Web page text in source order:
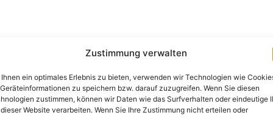
Zustimmung verwalten
Ihnen ein optimales Erlebnis zu bieten, verwenden wir Technologien wie
zu speichern bzw. darauf zuzugreifen. Wenn Sie diesen
zustimmen, können wir Daten wie das Surfverhalten oder eindeutige
Website verarbeiten. Wenn Sie Ihre Zustimmung nicht erteilen oder